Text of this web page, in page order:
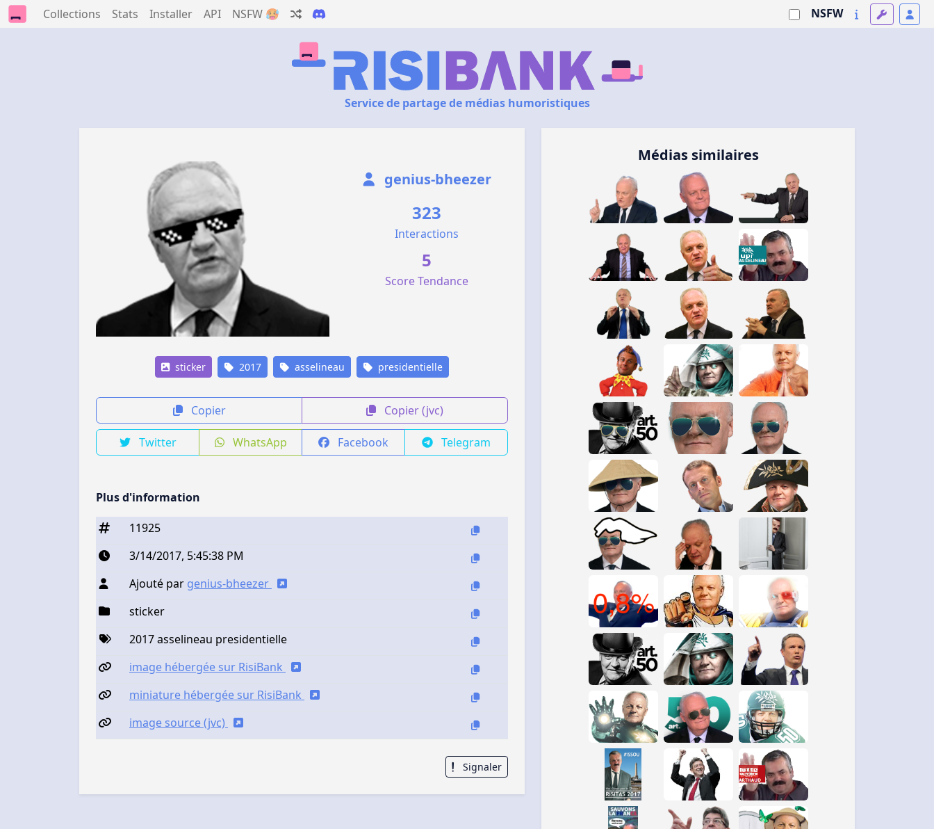
Collections Stats Installer API NSFW 🥵 NSFW
Service de partage de médias humoristiques
genius-bheezer
323
Interactions
5
Score Tendance
sticker 2017 asselineau presidentielle
Copier Copier (jvc)
Twitter WhatsApp Facebook Telegram
Plus d'information
11925
3/14/2017, 5:45:38 PM
Ajouté par genius-bheezer
sticker
2017 asselineau presidentielle
image hébergée sur RisiBank
miniature hébergée sur RisiBank
image source (jvc)
Signaler
Médias similaires